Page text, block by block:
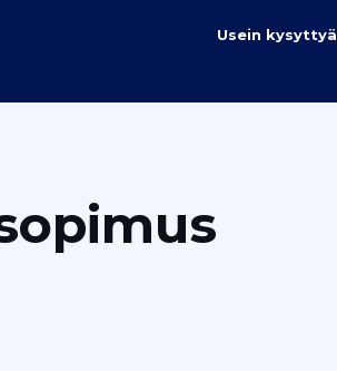
Usein kysyttyä